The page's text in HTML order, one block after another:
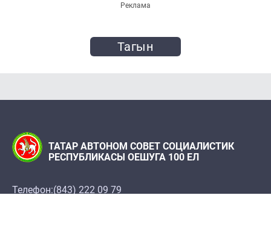
Реклама
Тагын
ТАТАР АВТОНОМ СОВЕТ СОЦИАЛИСТИК
РЕСПУБЛИКАСЫ ОЕШУГА 100 ЕЛ
Телефон:(843) 222 09 79